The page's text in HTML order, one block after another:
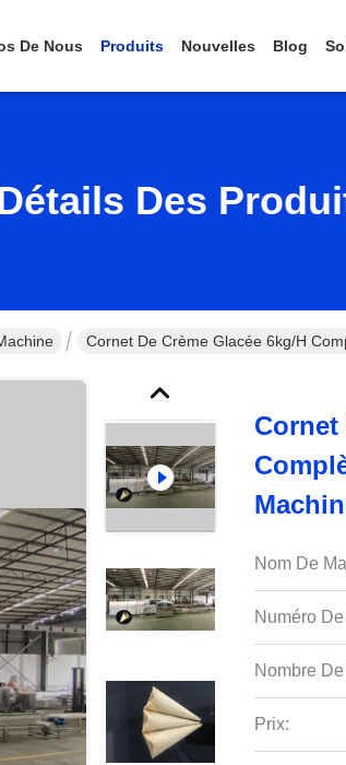
De Nous Produits Nouvelles Blog
Des
Cornet De Crème Glacée 6kg/h
Cornet
Nom De
Numéro
Nombre
Prix: